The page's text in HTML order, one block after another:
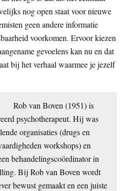
nog open staat voor nieuwe
geen andere informatie
voorkomen. Ervoor kiezen
gevoelens kan nu en dat
bij het verhaal waarmee je jezelf
Rob van Boven (1951) is
psychotherapeut. Hij was
organisaties (drugs en
workshops) en
behandelingscoördinator in
Bij Rob van Boven wordt
bewust gemaakt en een juiste